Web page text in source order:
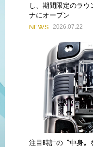
し、期間限定のラ
ナにオープン
NEWS 2026.07.22
注目時計の〝中身〟